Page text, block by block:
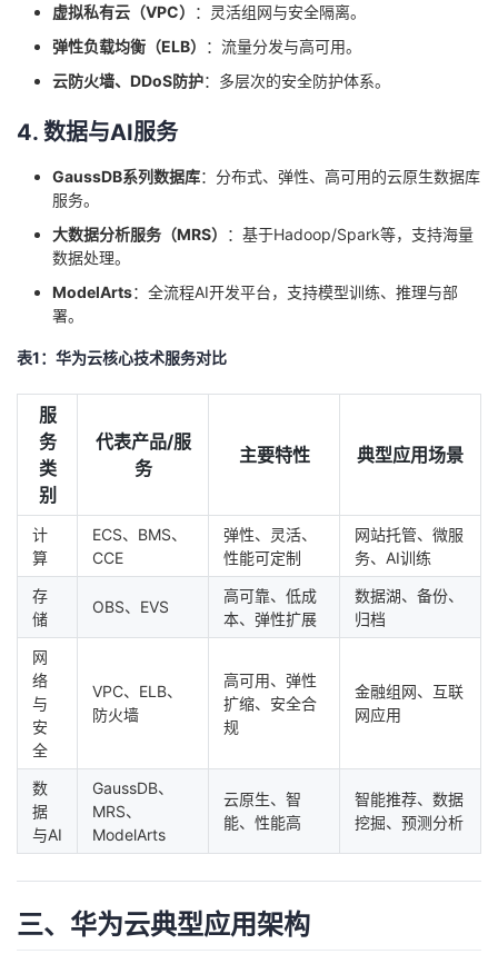
虚拟私有云（VPC）
：灵活组网与安全隔离。
弹性负载均衡（ELB）
：流量分发与高可用。
云防火墙、DDoS防护：多层次的安全防护体系。
4. 数据与AI服务
GaussDB系列数据库：分布式、弹性、高可用的云原生数据库
服务。
大数据分析服务（MRS）
：基于Hadoop/Spark等，支持海量
数据处理。
ModelArts：全流程AI开发平台，支持模型训练、推理与部
署。
表1：华为云核心技术服务对比
服
务
类
别
代表产品/服
务
主要特性 典型应用场景
计
算
ECS、BMS、
CCE
弹性、灵活、
性能可定制
网站托管、微服
务、AI训练
存
储
OBS、EVS
高可靠、低成
本、弹性扩展
数据湖、备份、
归档
网
络
与
安
全
VPC、ELB、
防火墙
高可用、弹性
扩缩、安全合
规
金融组网、互联
网应用
数
据
与AI
GaussDB、
MRS、
ModelArts
云原生、智
能、性能高
智能推荐、数据
挖掘、预测分析
三、华为云典型应用架构